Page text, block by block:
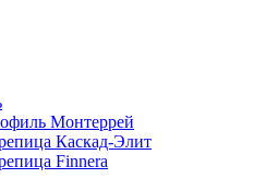
Монтеррей
Каскад-Элит
Finnera